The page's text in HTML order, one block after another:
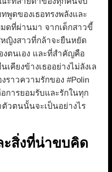
พูดของเธอทรงพลังและ
ดที่ผ่านมา จากเด็กสาวขี้
ญิงสาวที่กล้าจะยืนหยัด
ตนเอง และที่สำคัญคือ
คียงข้างเธออย่างไม่ลังเล
ราวความรักของ #Polin
ารยอมรับและรักในทุก
วตนนั้นจะเป็นอย่างไร
สิ่งที่น่าขบคิด